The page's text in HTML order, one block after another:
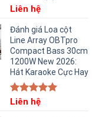
Liên hệ
Đánh giá Loa cột
Line Array OBTpro
Compact Bass 30cm
1200W New 2026:
Hát Karaoke Cực Hay
Rated5.00
Liên hệ